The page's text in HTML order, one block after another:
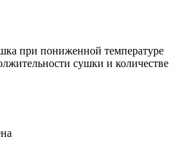
при пониженной температуре
сушки и количестве